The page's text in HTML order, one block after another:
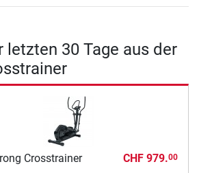
letzten 30 Tage aus der
Crosstrainer
CHF 979.00